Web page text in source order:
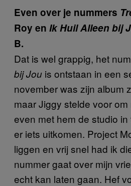
Even over je nummers
Roy en Ik Huil Alleen bij
B.
Dat is wel grappig, het
bij Jou is ontstaan in een
november was zijn album
maar Jiggy stelde voor
even met hem de studio
er iets uitkomen. Project
liggen en vrij snel had ik
nummer gaat over mijn
echt kan laten gaan. Hef